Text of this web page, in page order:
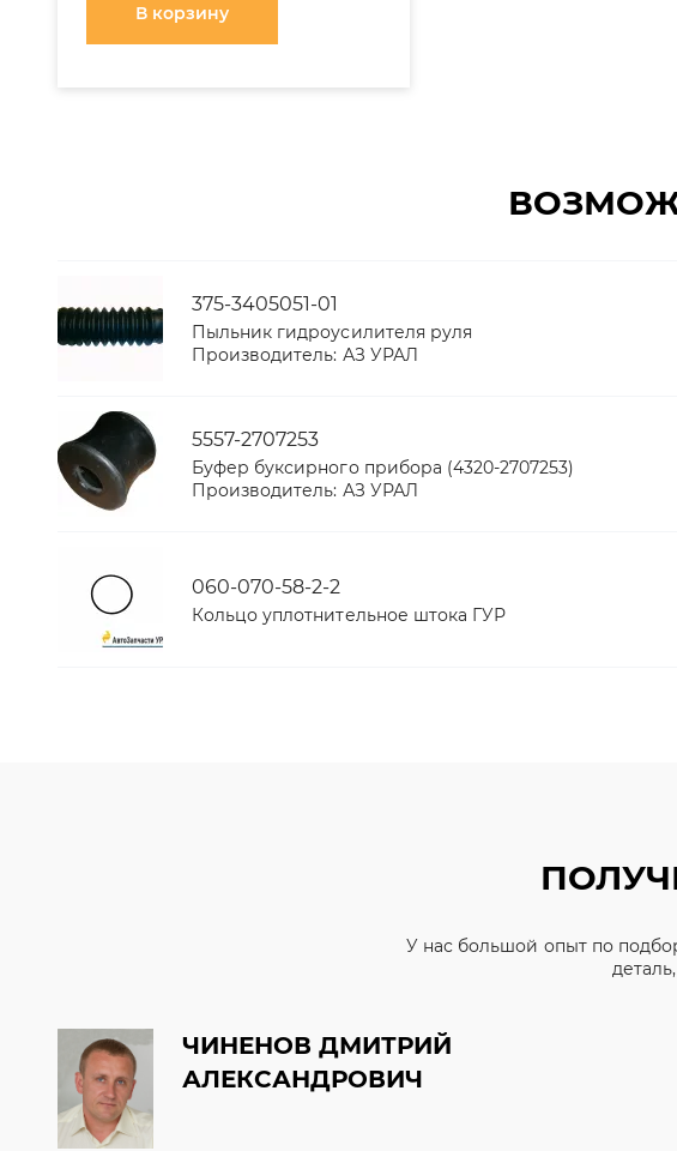
В корзину
375-3405051-01
Пыльник гидроусилителя руля
Производитель: АЗ УРАЛ
5557-2707253
Буфер буксирного прибора (4320-2707253)
Производитель: АЗ УРАЛ
060-070-58-2-2
Кольцо уплотнительное штока ГУР
У нас большой опыт по
ЧИНЕНОВ ДМИТРИЙ
АЛЕКСАНДРОВИЧ